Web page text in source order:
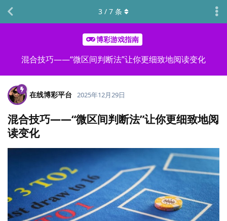
博彩游戏指南
混合技巧——“微区间判断法”让你更细致地阅读变化
3 / 7 条
在线博彩平台 2025年12月29日
混合技巧——“微区间判断法”让你更细致地阅
读变化